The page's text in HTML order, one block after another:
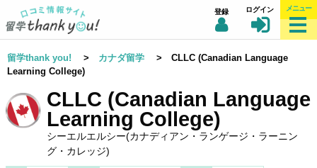
登録 ログイン メニュー
留学thank you! > カナダ留学 > CLLC (Canadian Language
Learning College)
CLLC (Canadian Language
Learning College)
シーエルエルシー(カナディアン・ランゲージ・ラーニン
グ・カレッジ)